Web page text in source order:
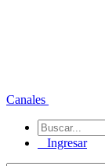
Canales
Ingresar